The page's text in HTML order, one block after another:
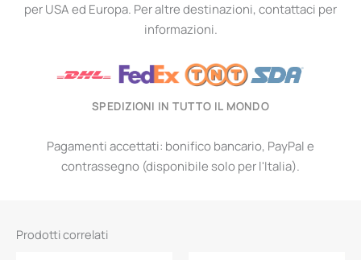
per USA ed Europa. Per altre destinazioni, contattaci per
informazioni.
SPEDIZIONI IN TUTTO IL MONDO
Pagamenti accettati: bonifico bancario, PayPal e
contrassegno (disponibile solo per l'Italia).
Prodotti correlati